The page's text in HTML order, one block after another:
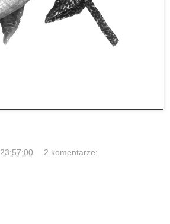
23:57:00 2 komentarze: